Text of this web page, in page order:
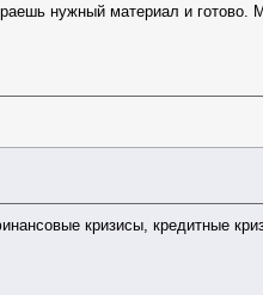
нужный материал и готово.
кризисы, кредитные